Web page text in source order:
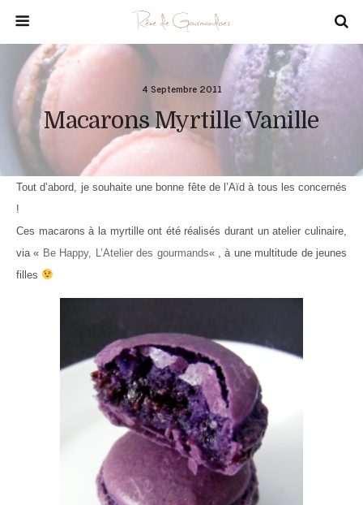
4 Septembre 2011
Macarons Myrtille Vanille
Tout d’abord, je souhaite une bonne fête de l’Aïd à tous les concernés
!
Ces macarons à la myrtille ont été réalisés durant un atelier culinaire,
via « Be Happy, L’Atelier des gourmands« , à une multitude de jeunes
filles